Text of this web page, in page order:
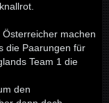
machen
die Paarungen für
Team 1 die
den